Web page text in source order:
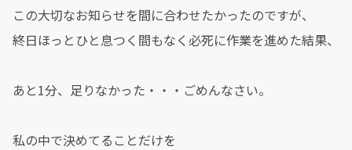
この大切なお知らせを間に合わせたかったのですが、
終日ほっとひと息つく間もなく必死に作業を進めた結果、
あと1分、足りなかった・・・ごめんなさい。
私の中で決めてることだけを